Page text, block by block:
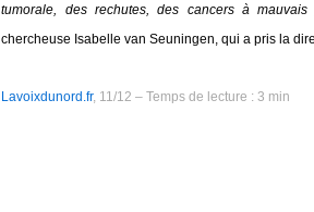
tumorale, des rechutes, des cancers à mauvais
chercheuse Isabelle van Seuningen, qui a pris la
Lavoixdunord.fr, 11/12 – Temps de lecture : 3 min